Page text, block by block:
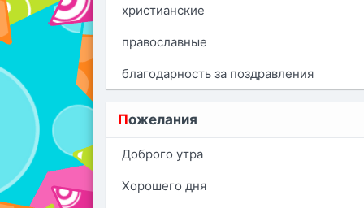
христианские
православные
благодарность за поздравления
Пожелания
Доброго утра
Хорошего дня